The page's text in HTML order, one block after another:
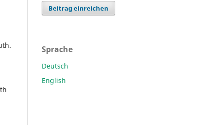
Beitrag einreichen
Sprache
Deutsch
English